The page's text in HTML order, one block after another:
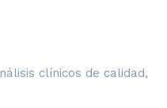
clínicos de calidad,